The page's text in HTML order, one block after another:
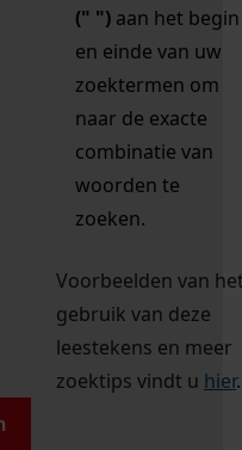
(" ") aan het begin
en einde van uw
zoektermen om
naar de exacte
combinatie van
woorden te
zoeken.
Voorbeelden van
gebruik van deze
leestekens en meer
zoektips vindt u hier.